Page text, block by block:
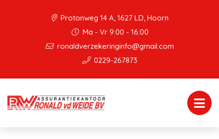
Protonweg 14 A, 1627 LD, Hoorn
Ma - Vr 9:00 - 16:00
ronaldverzekeringinfo@gmail.com
0229-267873